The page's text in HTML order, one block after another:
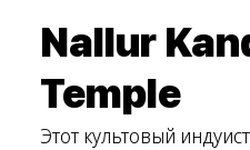
Nallur
Temple
Этот культовый